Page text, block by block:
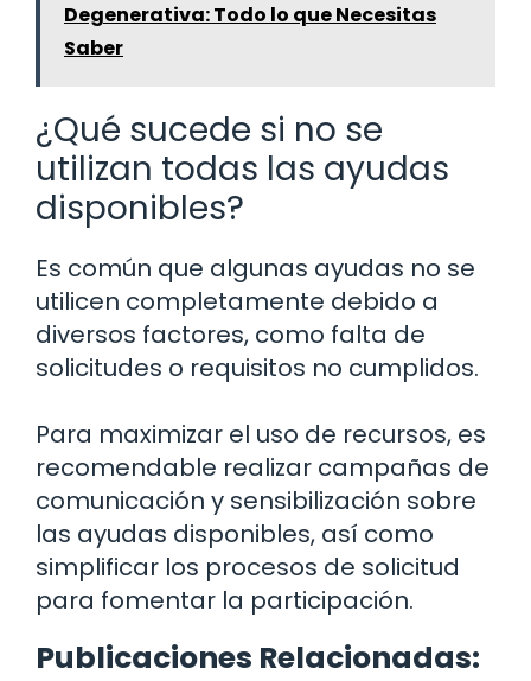
Degenerativa: Todo lo que Necesitas
Saber
¿Qué sucede si no se
utilizan todas las ayudas
disponibles?
Es común que algunas ayudas no se
utilicen completamente debido a
diversos factores, como falta de
solicitudes o requisitos no cumplidos.
Para maximizar el uso de recursos, es
recomendable realizar campañas de
comunicación y sensibilización sobre
las ayudas disponibles, así como
simplificar los procesos de solicitud
para fomentar la participación.
Publicaciones Relacionadas: